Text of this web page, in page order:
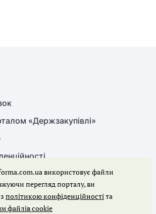
«Держзакупівлі»
Усі права захищено
використовує файли
перегляд порталу, ви
зполітикою конфіденційностіта
файлів cookie